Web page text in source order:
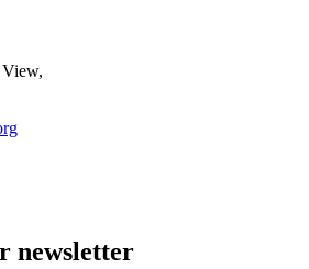
newsletter